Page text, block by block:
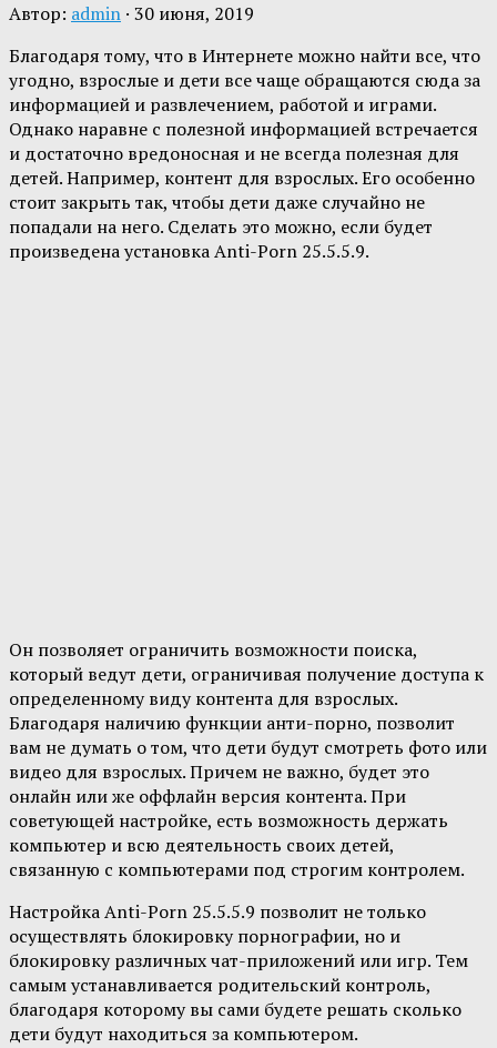
Автор: admin · 30 июня, 2019
Благодаря тому, что в Интернете можно найти все, что
угодно, взрослые и дети все чаще обращаются сюда за
информацией и развлечением, работой и играми.
Однако наравне с полезной информацией встречается
и достаточно вредоносная и не всегда полезная для
детей. Например, контент для взрослых. Его особенно
стоит закрыть так, чтобы дети даже случайно не
попадали на него. Сделать это можно, если будет
произведена установка Anti-Porn 25.5.5.9.
Он позволяет ограничить возможности поиска,
который ведут дети, ограничивая получение доступа к
определенному виду контента для взрослых.
Благодаря наличию функции анти-порно, позволит
вам не думать о том, что дети будут смотреть фото или
видео для взрослых. Причем не важно, будет это
онлайн или же оффлайн версия контента. При
советующей настройке, есть возможность держать
компьютер и всю деятельность своих детей,
связанную с компьютерами под строгим контролем.
Настройка Anti-Porn 25.5.5.9 позволит не только
осуществлять блокировку порнографии, но и
блокировку различных чат-приложений или игр. Тем
самым устанавливается родительский контроль,
благодаря которому вы сами будете решать сколько
дети будут находиться за компьютером.